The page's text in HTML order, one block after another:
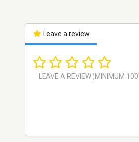
Leave a review